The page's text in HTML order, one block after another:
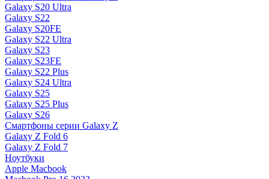
Galaxy S20 Ultra
Galaxy S22
Galaxy S20FE
Galaxy S22 Ultra
Galaxy S23
Galaxy S23FE
Galaxy S22 Plus
Galaxy S24 Ultra
Galaxy S25
Galaxy S25 Plus
Galaxy S26
Смартфоны серии Galaxy Z
Galaxy Z Fold 6
Galaxy Z Fold 7
Ноутбуки
Apple Macbook